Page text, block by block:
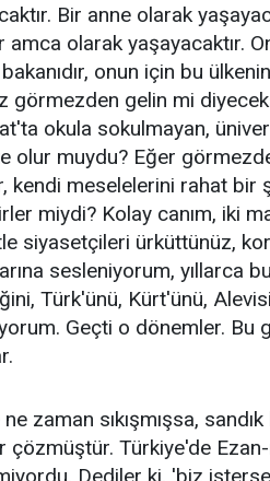
Bir anne olarak
amca olarak yaşayacaktır.
onun için bu
görmezden gelin mi
okula sokulmayan,
olur muydu? Eğer
kendi meselelerini rahat
miydi? Kolay canım, iki
siyasetçileri ürküttünüz,
sesleniyorum, yıllarca
Türk'ünü, Kürt'ünü,
Geçti o dönemler. Bu
zaman sıkışmışsa,
çözmüştür. Türkiye'de